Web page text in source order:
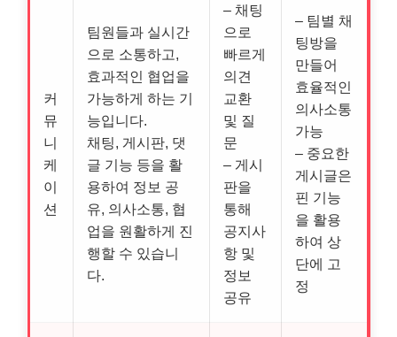
커
뮤
니
케
이
션
팀원들과 실시간
으로 소통하고,
효과적인 협업을
가능하게 하는 기
능입니다.
채팅, 게시판, 댓
글 기능 등을 활
용하여 정보 공
유, 의사소통, 협
업을 원활하게 진
행할 수 있습니
다.
– 채팅
으로
빠르게
의견
교환
및 질
문
– 게시
판을
통해
공지사
항 및
정보
공유
– 팀별 채
팅방을
만들어
효율적인
의사소통
가능
– 중요한
게시글은
핀 기능
을 활용
하여 상
단에 고
정